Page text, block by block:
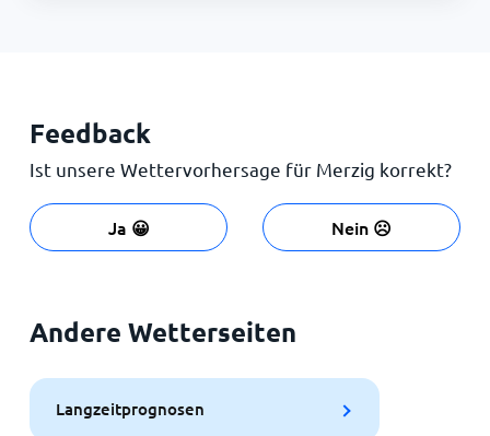
Feedback
Ist unsere Wettervorhersage für Merzig korrekt?
Ja 😀 Nein ☹️
Andere Wetterseiten
Langzeitprognosen